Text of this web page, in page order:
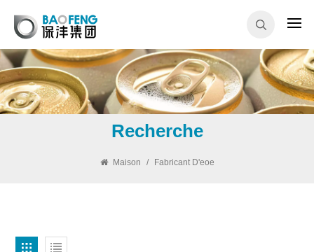
Recherche
Maison / Fabricant D'eoe